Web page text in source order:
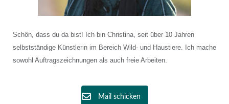
Schön, dass du da bist! Ich bin Christina, seit über 10 Jahren
selbstständige Künstlerin im Bereich Wild- und Haustiere. Ich mache
sowohl Auftragszeichnungen als auch freie Arbeiten.
Mail schicken